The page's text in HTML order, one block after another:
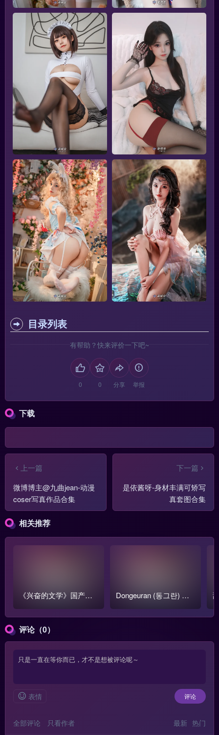
目录列表
有帮助？快来评价一下吧~
分享 举报
下载
上一篇
微博博主@九曲jean-动漫
coser写真作品合集
下一篇
是依酱呀-身材丰满可矫写
真套图合集
相关推荐
《兴奋的文学》国产跳
蛋阅读1-3季全集【含番
外篇】
Dongeuran (동그란) 写
真COS作品原图合集
评论（0）
表情 评论
全部评论 只看作者 最新 热门